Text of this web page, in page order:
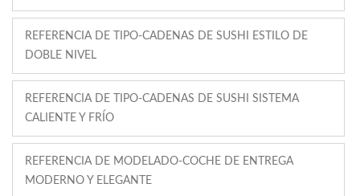
REFERENCIA DE TIPO-CADENAS DE SUSHI ESTILO DE
DOBLE NIVEL
REFERENCIA DE TIPO-CADENAS DE SUSHI SISTEMA
CALIENTE Y FRÍO
REFERENCIA DE MODELADO-COCHE DE ENTREGA
MODERNO Y ELEGANTE